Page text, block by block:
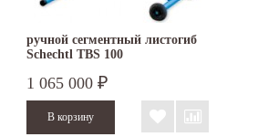
ручной сегментный листогиб
Schechtl TBS 100
1 065 000 ₽